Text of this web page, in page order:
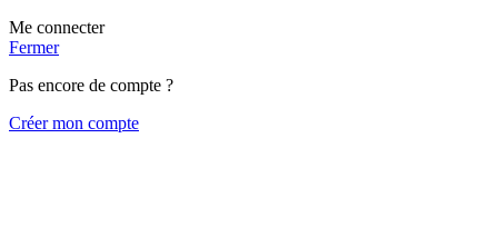
Me connecter
Fermer
Pas encore de compte ?
Créer mon compte